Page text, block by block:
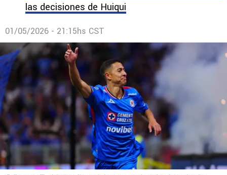
las decisiones de Huiqui
01/05/2026 - 21:15hs CST